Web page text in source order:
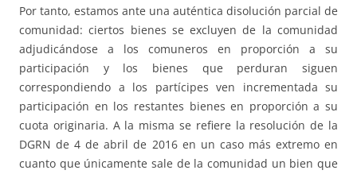
Por tanto, estamos ante una auténtica disolución parcial de
comunidad: ciertos bienes se excluyen de la comunidad
adjudicándose a los comuneros en proporción a su
participación y los bienes que perduran siguen
correspondiendo a los partícipes ven incrementada su
participación en los restantes bienes en proporción a su
cuota originaria. A la misma se refiere la resolución de la
DGRN de 4 de abril de 2016 en un caso más extremo en
cuanto que únicamente sale de la comunidad un bien que